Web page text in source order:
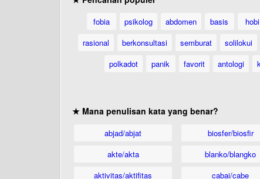
fobia psikolog abdomen basis hobi
rasional
berkonsultasi semburat solilokui
polkadot
panik favorit antologi
★ Mana penulisan kata yang benar?
abjad/abjat
akte/akta
aktivitas/aktifitas
biosfer/biosfir
blanko/blangko
cabai/cabe